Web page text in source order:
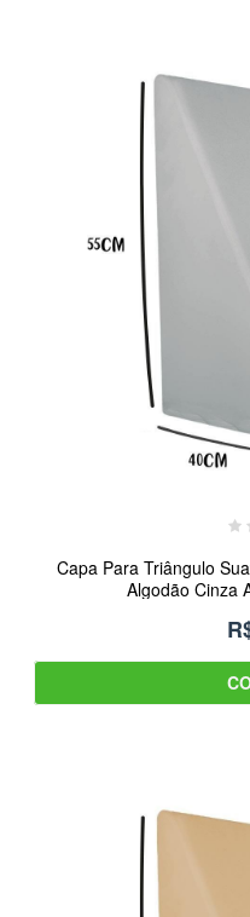
Capa Para Triângulo
Algodão Cinza